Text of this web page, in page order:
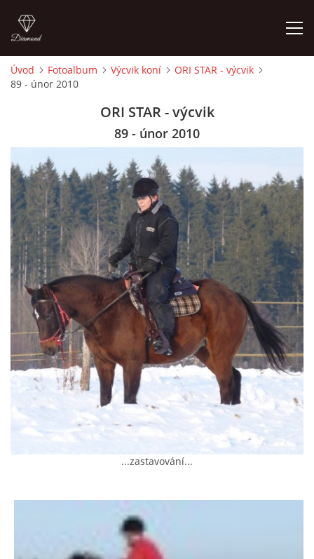
ÚVOD
VÝCVIK KONÍ
STÁJ ECOLA (HAKLOVY DVORY)
ECOLA EQUESTRIAN
PROBĚHLÉ AKCE
AKCE 2025
AKCE 2026
© 2026 eStránky.cz
Úvod Fotoalbum Výcvik koní
ORI STAR - výcvik
89 - únor 2010
ORI STAR - výcvik
89 - únor 2010
...zastavování...